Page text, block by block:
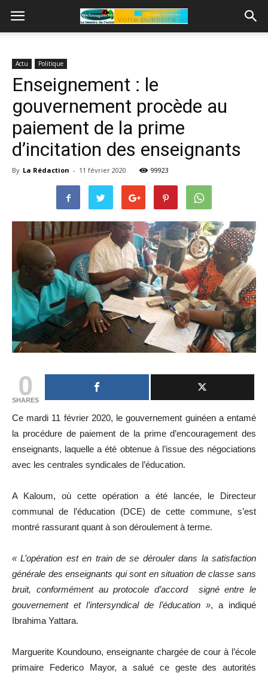
Actu Politique
Enseignement : le
gouvernement procède au
paiement de la prime
d’incitation des enseignants
By La Rédaction - 11 février 2020 99923
0
SHARES
Ce mardi 11 février 2020, le gouvernement guinéen a entamé
la procédure de paiement de la prime d’encouragement des
enseignants, laquelle a été obtenue à l’issue des négociations
avec les centrales syndicales de l’éducation.
A Kaloum, où cette opération a été lancée, le Directeur
communal de l’éducation (DCE) de cette commune, s’est
montré rassurant quant à son déroulement à terme.
« L’opération est en train de se dérouler dans la satisfaction
générale des enseignants qui sont en situation de classe sans
bruit, conformément au protocole d’accord signé entre le
gouvernement et l’intersyndical de l’éducation », a indiqué
Ibrahima Yattara.
Marguerite Koundouno, enseignante chargée de cour à l’école
primaire Federico Mayor, a salué ce geste des autorités